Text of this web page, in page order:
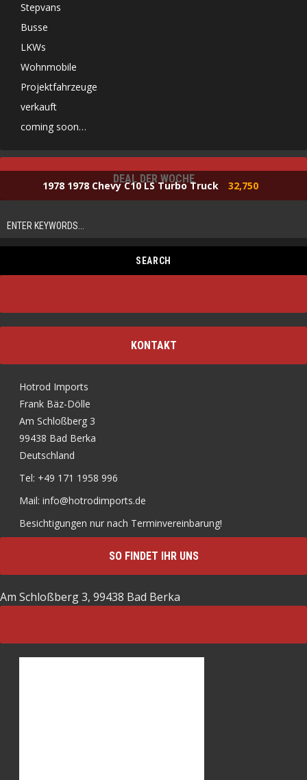
Stepvans
Busse
LKWs
Wohnmobile
Projektfahrzeuge
verkauft
coming soon…
DEAL DER WOCHE
1978 1978 Chevy C10 LS Turbo Truck 32,750
KONTAKT
Hotrod Imports
Frank Bäz-Dölle
Am Schloßberg 3
99438 Bad Berka
Deutschland
Tel: +49 171 1958 996
Mail: info@hotrodimports.de
Besichtigungen nur nach Terminvereinbarung!
SO FINDET IHR UNS
Am Schloßberg 3, 99438 Bad Berka